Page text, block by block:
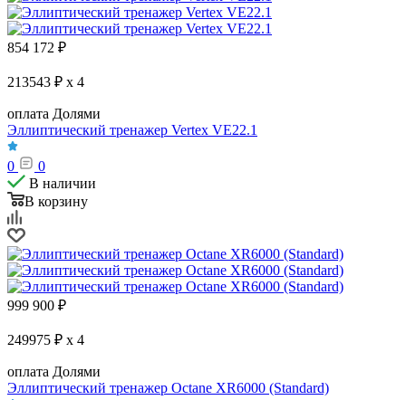
854 172 ₽
213543 ₽ x 4
оплата Долями
Эллиптический тренажер Vertex VE22.1
0
0
В наличии
В корзину
999 900 ₽
249975 ₽ x 4
оплата Долями
Эллиптический тренажер Octane XR6000 (Standard)